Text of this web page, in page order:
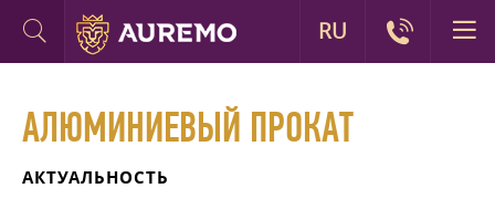
АЛЮМИНИЕВЫЙ ПРОКАТ
АКТУАЛЬНОСТЬ
RU